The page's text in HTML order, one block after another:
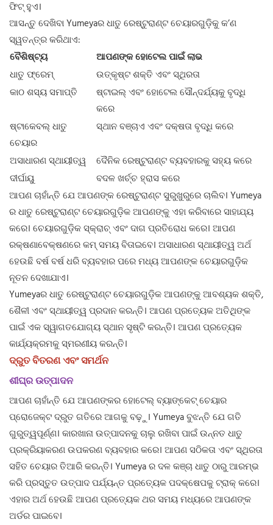
ଫିଟ୍ ହୁଏ।
ଆସନ୍ତୁ ଦେଖିବା Yumeyaର ଧାତୁ ରେଷ୍ଟୁରାଣ୍ଟ ଚେୟାରଗୁଡ଼ିକୁ କ’ଣ
ସ୍ୱତନ୍ତ୍ର କରିଥାଏ:
ବୈଶିଷ୍ଟ୍ୟ
ଆପଣଙ୍କ ହୋଟେଲ ପାଇଁ ଲାଭ
ଧାତୁ ଫ୍ରେମ୍
ଉତ୍କୃଷ୍ଟ ଶକ୍ତି ଏବଂ ସ୍ଥିରତା
କାଠ ଶସ୍ୟ ସମାପ୍ତି
ଷ୍ଟାଇଲ୍ ଏବଂ ହୋଟେଲ ସୌନ୍ଦର୍ଯ୍ୟକୁ ବୃଦ୍ଧି
କରେ
ଷ୍ଟାକେବଲ୍ ଧାତୁ
ଚେୟାର
ସ୍ଥାନ ବଞ୍ଚାଏ ଏବଂ ଦକ୍ଷତା ବୃଦ୍ଧି କରେ
ଅସାଧାରଣ ସ୍ଥାୟୀତ୍ୱ
ଦୈନିକ ରେଷ୍ଟୁରାଣ୍ଟ ବ୍ୟବହାରକୁ ସହ୍ୟ କରେ
ଦୀର୍ଘାୟୁ
ବଦଳ ଖର୍ଚ୍ଚ ହ୍ରାସ କରେ
ଆପଣ ଚାହାଁନ୍ତି ଯେ ଆପଣଙ୍କ ରେଷ୍ଟୁରାଣ୍ଟ ସୁରୁଖୁରୁରେ ଚାଲିବ। Yumeya
ର ଧାତୁ ରେଷ୍ଟୁରାଣ୍ଟ ଚେୟାରଗୁଡ଼ିକ ଆପଣଙ୍କୁ ଏହା କରିବାରେ ସାହାଯ୍ୟ
କରେ। ଚେୟାରଗୁଡ଼ିକ ସ୍କ୍ରାଚ୍ ଏବଂ ଦାଗ ପ୍ରତିରୋଧ କରେ। ଆପଣ
ରକ୍ଷଣାବେକ୍ଷଣରେ କମ୍ ସମୟ ବିତାଇବେ। ଅସାଧାରଣ ସ୍ଥାୟୀତ୍ୱ ଅର୍ଥ
ହେଉଛି ବର୍ଷ ବର୍ଷ ଧରି ବ୍ୟବହାର ପରେ ମଧ୍ୟ ଆପଣଙ୍କ ଚେୟାରଗୁଡ଼ିକ
ନୂତନ ଦେଖାଯାଏ।
Yumeyaର ଧାତୁ ରେଷ୍ଟୁରାଣ୍ଟ ଚେୟାରଗୁଡ଼ିକ ଆପଣଙ୍କୁ ଆବଶ୍ୟକ ଶକ୍ତି,
ଶୈଳୀ ଏବଂ ସ୍ଥାୟୀତ୍ୱ ପ୍ରଦାନ କରନ୍ତି। ଆପଣ ପ୍ରତ୍ୟେକ ଅତିଥିଙ୍କ
ପାଇଁ ଏକ ସ୍ୱାଗତଯୋଗ୍ୟ ସ୍ଥାନ ସୃଷ୍ଟି କରନ୍ତି। ଆପଣ ପ୍ରତ୍ୟେକ
କାର୍ଯ୍ୟକ୍ରମକୁ ସ୍ମରଣୀୟ କରନ୍ତି।
ଦ୍ରୁତ ବିତରଣ ଏବଂ ସମର୍ଥନ
ଶୀଘ୍ର ଉତ୍ପାଦନ
ଆପଣ ଚାହାଁନ୍ତି ଯେ ଆପଣଙ୍କର ହୋଟେଲ୍ ବ୍ୟାଙ୍କେଟ୍ ଚେୟାର
ପ୍ରୋଜେକ୍ଟ ଦ୍ରୁତ ଗତିରେ ଆଗକୁ ବଢ଼ୁ। Yumeya ବୁଝନ୍ତି ଯେ ଗତି
ଗୁରୁତ୍ୱପୂର୍ଣ୍ଣ। କାରଖାନା ଉତ୍ପାଦନକୁ ଚାଲୁ ରଖିବା ପାଇଁ ଉନ୍ନତ ଧାତୁ
ପ୍ରକ୍ରିୟାକରଣ ଉପକରଣ ବ୍ୟବହାର କରେ। ଆପଣ ସଠିକତା ଏବଂ ସ୍ଥିରତା
ସହିତ ଚେୟାର ତିଆରି କରନ୍ତି। Yumeya ର ଦଳ କଞ୍ଚା ଧାତୁ ଠାରୁ ଆରମ୍ଭ
କରି ପ୍ରସ୍ତୁତ ଉତ୍ପାଦ ପର୍ଯ୍ୟନ୍ତ ପ୍ରତ୍ୟେକ ପଦକ୍ଷେପକୁ ଟ୍ରାକ୍ କରେ।
ଏହାର ଅର୍ଥ ହେଉଛି ଆପଣ ପ୍ରତ୍ୟେକ ଥର ସମୟ ମଧ୍ୟରେ ଆପଣଙ୍କ
ଅର୍ଡର ପାଇବେ।